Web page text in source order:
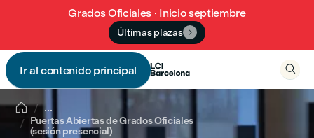
Grados Oficiales · Inicio septiembre
Últimas plazas 
Ir al contenido principal
 
 ...
Puertas Abiertas de Grados Oficiales
(sesión presencial)